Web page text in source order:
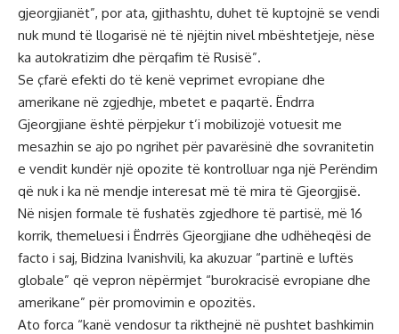
gjeorgjianët”, por ata, gjithashtu, duhet të kuptojnë se vendi
nuk mund të llogarisë në të njëjtin nivel mbështetjeje, nëse
ka autokratizim dhe përqafim të Rusisë”.
Se çfarë efekti do të kenë veprimet evropiane dhe
amerikane në zgjedhje, mbetet e paqartë. Ëndrra
Gjeorgjiane është përpjekur t’i mobilizojë votuesit me
mesazhin se ajo po ngrihet për pavarësinë dhe sovranitetin
e vendit kundër një opozite të kontrolluar nga një Perëndim
që nuk i ka në mendje interesat më të mira të Gjeorgjisë.
Në nisjen formale të fushatës zgjedhore të partisë, më 16
korrik, themeluesi i Ëndrrës Gjeorgjiane dhe udhëheqësi de
facto i saj, Bidzina Ivanishvili, ka akuzuar “partinë e luftës
globale” që vepron nëpërmjet “burokracisë evropiane dhe
amerikane” për promovimin e opozitës.
Ato forca “kanë vendosur ta rikthejnë në pushtet bashkimin